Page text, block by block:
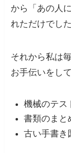
から「あの人
れただけでした
それから私は
お手伝いをし
機械のテス
書類のまと
古い手書き